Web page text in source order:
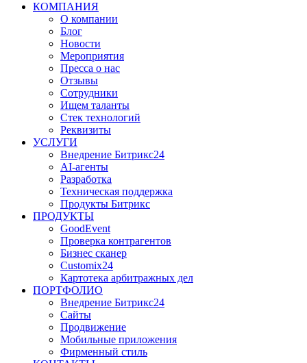
КОМПАНИЯ
О компании
Блог
Новости
Мероприятия
Пресса о нас
Отзывы
Сотрудники
Ищем таланты
Стек технологий
Реквизиты
УСЛУГИ
Внедрение Битрикс24
AI-агенты
Разработка
Техническая поддержка
Продукты Битрикс
ПРОДУКТЫ
GoodEvent
Проверка контрагентов
Бизнес сканер
Customix24
Картотека арбитражных дел
ПОРТФОЛИО
Внедрение Битрикс24
Сайты
Продвижение
Мобильные приложения
Фирменный стиль